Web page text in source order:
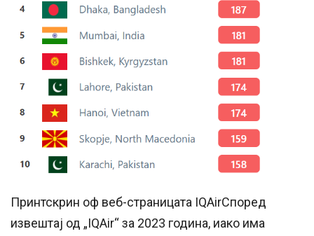
Принтскрин оф веб-страницата IQAirСпоред
извештај од „IQAir“ за 2023 година, иако има